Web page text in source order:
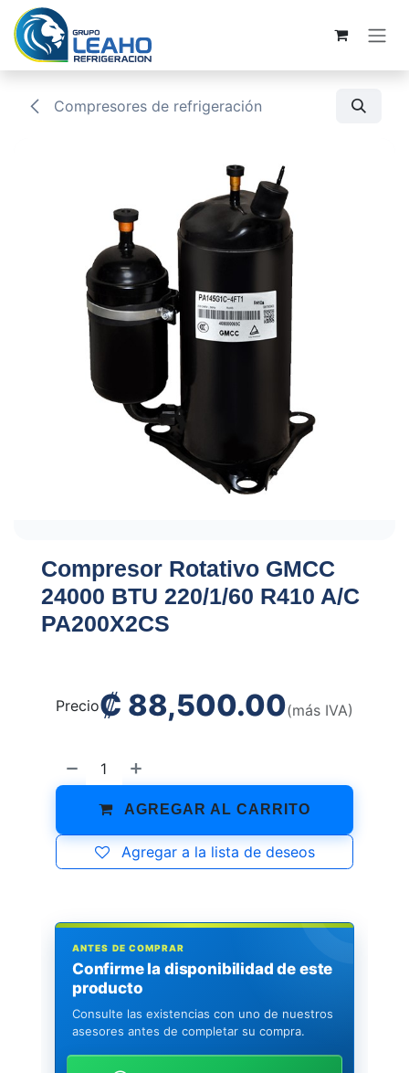
Ir al contenido
Compresores de refrigeración
Compresor Rotativo GMCC
24000 BTU 220/1/60 R410 A/C
PA200X2CS
AGREGAR AL CARRITO
Agregar a la lista de deseos
Precio₡ 88,500.00(más IVA)
ANTES DE COMPRAR
Confirme la disponibilidad de este
producto
Consulte las existencias con uno de nuestros
asesores antes de completar su compra.